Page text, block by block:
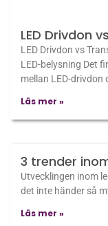
LED Drivdon
LED Drivdon vs
LED-belysning Det
mellan LED-
Läs mer »
3 trender
Utvecklingen inom
det inte händer så
Läs mer »